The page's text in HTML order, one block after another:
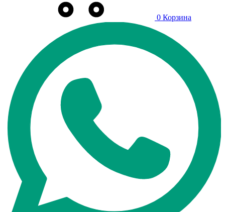
0 Корзина